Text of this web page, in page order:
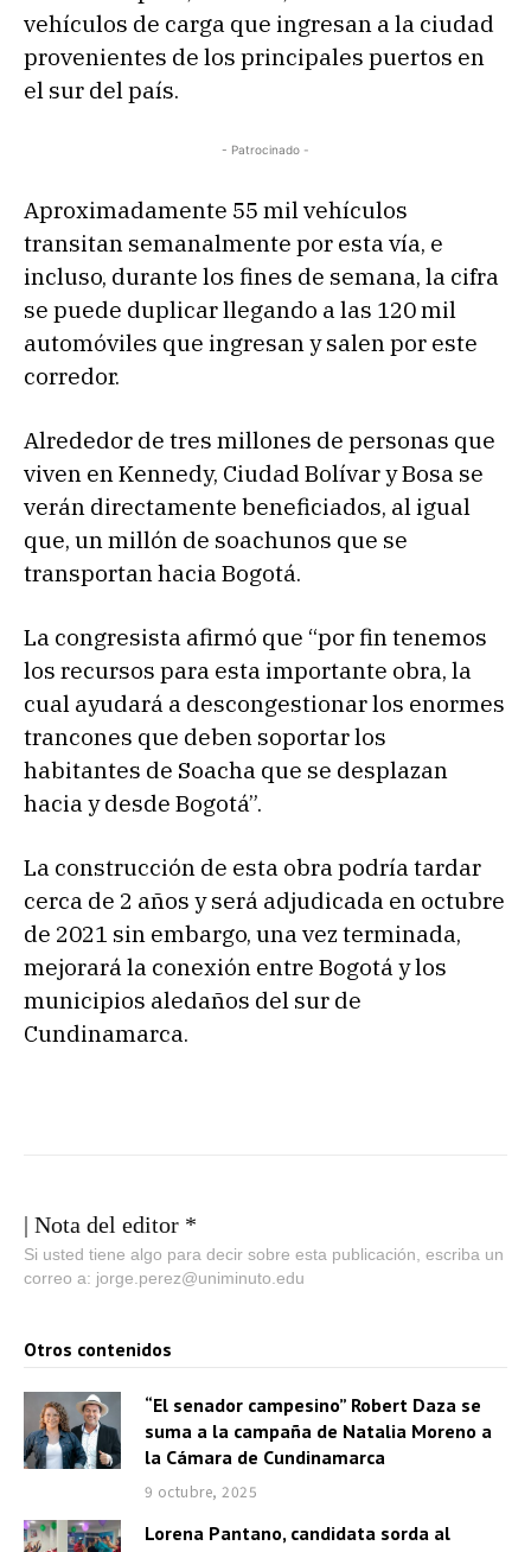
vehículos de carga que ingresan a la ciudad
provenientes de los principales puertos en
el sur del país.
- Patrocinado -
Aproximadamente 55 mil vehículos
transitan semanalmente por esta vía, e
incluso, durante los fines de semana, la cifra
se puede duplicar llegando a las 120 mil
automóviles que ingresan y salen por este
corredor.
Alrededor de tres millones de personas que
viven en Kennedy, Ciudad Bolívar y Bosa se
verán directamente beneficiados, al igual
que, un millón de soachunos que se
transportan hacia Bogotá.
La congresista afirmó que “por fin tenemos
los recursos para esta importante obra, la
cual ayudará a descongestionar los enormes
trancones que deben soportar los
habitantes de Soacha que se desplazan
hacia y desde Bogotá”.
La construcción de esta obra podría tardar
cerca de 2 años y será adjudicada en octubre
de 2021 sin embargo, una vez terminada,
mejorará la conexión entre Bogotá y los
municipios aledaños del sur de
Cundinamarca.
| Nota del editor *
Si usted tiene algo para decir sobre esta publicación, escriba un
correo a: jorge.perez@uniminuto.edu
Otros contenidos
“El senador campesino” Robert Daza se
suma a la campaña de Natalia Moreno a
la Cámara de Cundinamarca
9 octubre, 2025
Lorena Pantano, candidata sorda al